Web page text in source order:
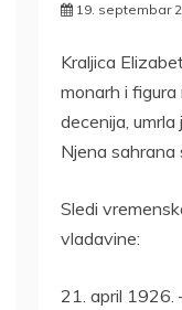
19. septembar
Kraljica
monarh i figura
decenija,
Njena sahrana
Sledi
vladavine:
21. april 1926.